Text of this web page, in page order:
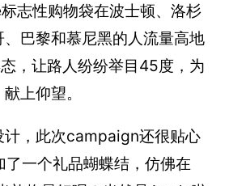
志性购物袋在波士顿、洛杉
巴黎和慕尼黑的人流量高地
，让路人纷纷举目45度，为
上仰望。
计，此次campaign还很贴心
一个礼品蝴蝶结，仿佛在